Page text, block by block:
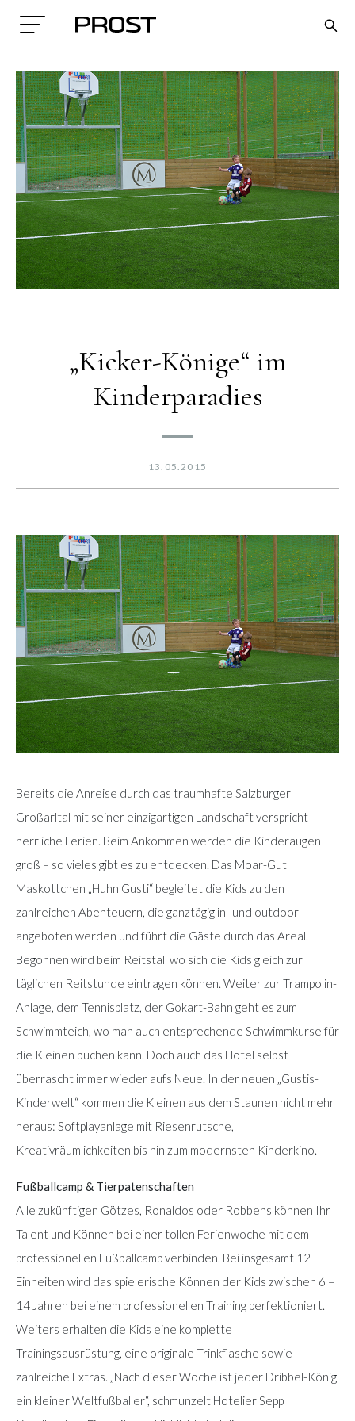
Search
„Kicker-Könige“ im
Kinderparadies
13.05.2015
Bereits die Anreise durch das traumhafte Salzburger
Großarltal mit seiner einzigartigen Landschaft verspricht
herrliche Ferien. Beim Ankommen werden die Kinderaugen
groß – so vieles gibt es zu entdecken. Das Moar-Gut
Maskottchen „Huhn Gusti“ begleitet die Kids zu den
zahlreichen Abenteuern, die ganztägig in- und outdoor
angeboten werden und führt die Gäste durch das Areal.
Begonnen wird beim Reitstall wo sich die Kids gleich zur
täglichen Reitstunde eintragen können. Weiter zur Trampolin-
Anlage, dem Tennisplatz, der Gokart-Bahn geht es zum
Schwimmteich, wo man auch entsprechende Schwimmkurse für
die Kleinen buchen kann. Doch auch das Hotel selbst
überrascht immer wieder aufs Neue. In der neuen „Gustis-
Kinderwelt“ kommen die Kleinen aus dem Staunen nicht mehr
heraus: Softplayanlage mit Riesenrutsche,
Kreativräumlichkeiten bis hin zum modernsten Kinderkino.
Fußballcamp & Tierpatenschaften
Alle zukünftigen Götzes, Ronaldos oder Robbens können Ihr
Talent und Können bei einer tollen Ferienwoche mit dem
professionellen Fußballcamp verbinden. Bei insgesamt 12
Einheiten wird das spielerische Können der Kids zwischen 6 –
14 Jahren bei einem professionellen Training perfektioniert.
Weiters erhalten die Kids eine komplette
Trainingsausrüstung, eine originale Trinkflasche sowie
zahlreiche Extras. „Nach dieser Woche ist jeder Dribbel-König
ein kleiner Weltfußballer“, schmunzelt Hotelier Sepp